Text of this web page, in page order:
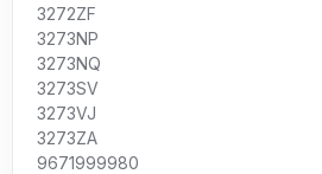
3272ZF
3273NP
3273NQ
3273SV
3273VJ
3273ZA
9671999980